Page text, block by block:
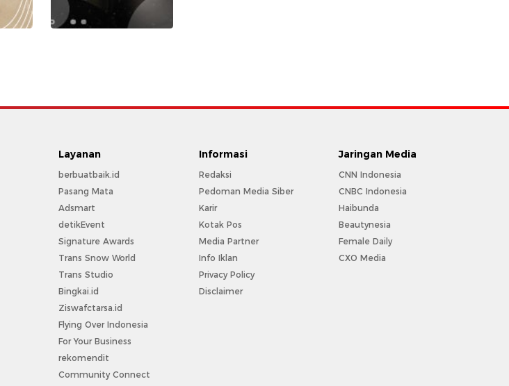
Layanan
berbuatbaik.id
Pasang Mata
Adsmart
detikEvent
Signature Awards
Trans Snow World
Trans Studio
Bingkai.id
Ziswafctarsa.id
Flying Over Indonesia
For Your Business
rekomendit
Community Connect
Informasi
Redaksi
Pedoman Media Siber
Karir
Kotak Pos
Media Partner
Info Iklan
Privacy Policy
Disclaimer
Jaringan Media
CNN Indonesia
CNBC Indonesia
Haibunda
Beautynesia
Female Daily
CXO Media